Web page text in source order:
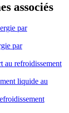
associés
par
par
au refroidissement
liquide au